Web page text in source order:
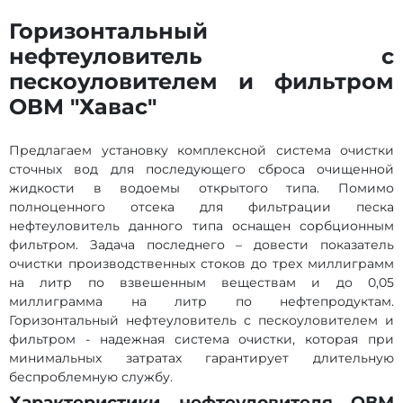
Горизонтальный
нефтеуловитель c
пескоуловителем и фильтром
ОВМ "Хавас"
Предлагаем установку комплексной система очистки
сточных вод для последующего сброса очищенной
жидкости в водоемы открытого типа. Помимо
полноценного отсека для фильтрации песка
нефтеуловитель данного типа оснащен сорбционным
фильтром. Задача последнего – довести показатель
очистки производственных стоков до трех миллиграмм
на литр по взвешенным веществам и до 0,05
миллиграмма на литр по нефтепродуктам.
Горизонтальный нефтеуловитель c пескоуловителем и
фильтром - надежная система очистки, которая при
минимальных затратах гарантирует длительную
беспроблемную службу.